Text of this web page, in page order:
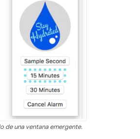
de una ventana emergente.